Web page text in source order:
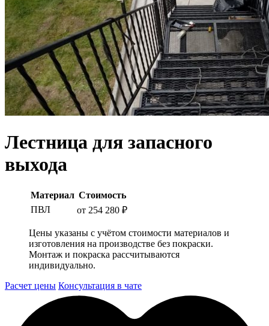
Лестница для запасного
выхода
Материал Стоимость
ПВЛ
от 254 280 ₽
Цены указаны с учётом стоимости материалов и
изготовления на производстве без покраски.
Монтаж и покраска рассчитываются
индивидуально.
Расчет цены Консультация в чате